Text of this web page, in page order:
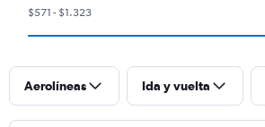
$571 - $1.323
Aerolíneas Ida y vuelta